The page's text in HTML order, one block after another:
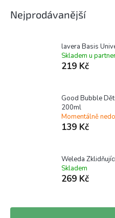
Nejprodávanější
lavera Basis
Skladem u
219 Kč
Good Bubble
200ml
Momentálně
139 Kč
Weleda
Skladem
269 Kč
Ř